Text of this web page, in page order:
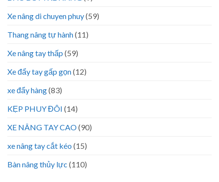
Xe nâng di chuyen phuy(59)
Thang nâng tự hành(11)
Xe nâng tay thấp (59)
Xe đẩy tay gấp gọn(12)
xe đẩy hàng(83)
KẸP PHUY ĐÔI (14)
XE NÂNG TAY CAO(90)
xe nâng tay cắt kéo (15)
Bàn nâng thủy lực (110)